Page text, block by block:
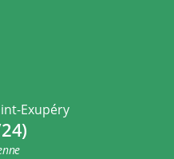
Exupéry